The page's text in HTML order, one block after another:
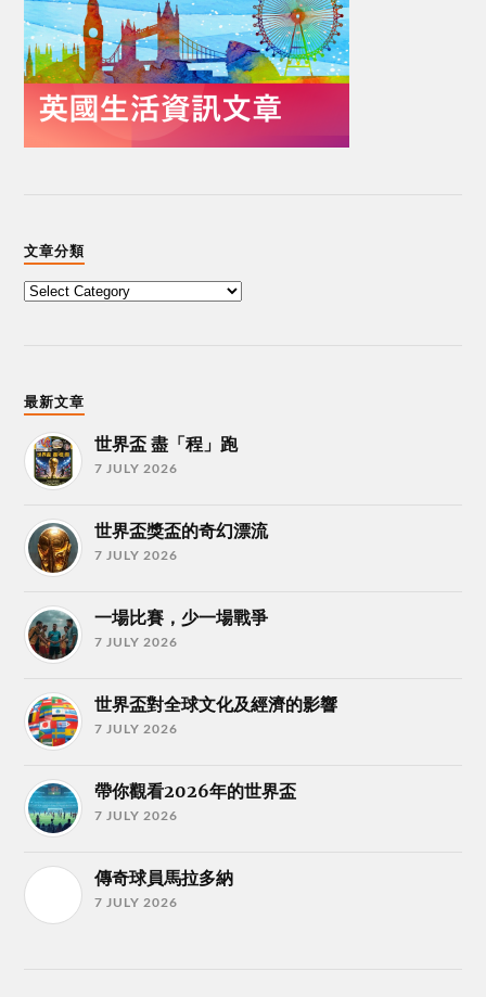
文章分類
最新文章
世界盃 盡「程」跑
7 JULY 2026
世界盃獎盃的奇幻漂流
7 JULY 2026
一場比賽，少一場戰爭
7 JULY 2026
世界盃對全球文化及經濟的影響
7 JULY 2026
帶你觀看2026年的世界盃
7 JULY 2026
傳奇球員馬拉多納
7 JULY 2026